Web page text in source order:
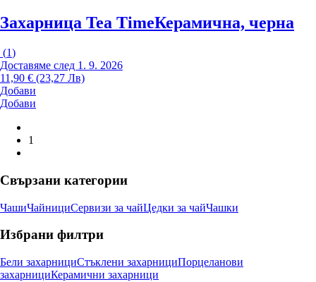
Захарница Tea TimeКерамична, черна
(1)
Доставяме след 1. 9. 2026
11,90 € (23,27 Лв)
Добави
Добави
1
Свързани категории
ЧашиЧайнициСервизи за чайЦедки за чайЧашки
Избрани филтри
Бели захарнициСтъклени захарнициПорцеланови
захарнициКерамични захарници